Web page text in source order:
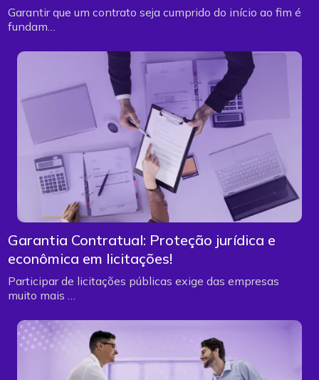
Garantir que um contrato seja cumprido do início ao fim é
fundam…
Garantia Contratual: Proteção jurídica e
econômica em licitações!
Participar de licitações públicas exige das empresas
muito mais …